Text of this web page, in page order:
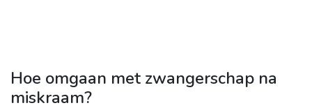
Hoe omgaan met zwangerschap na
miskraam?